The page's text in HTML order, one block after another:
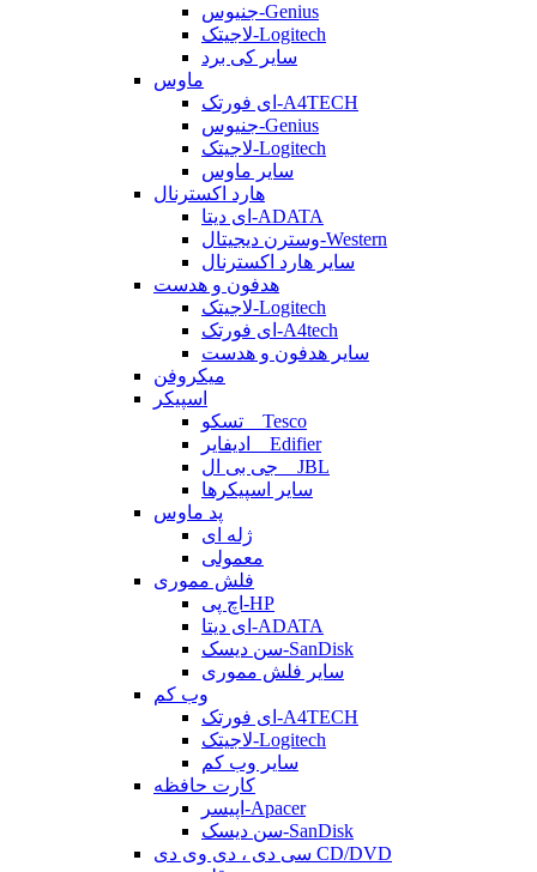
جنیوس-Genius
لاجیتک-Logitech
سایر کی برد
ماوس
ای فورتک-A4TECH
جنیوس-Genius
لاجیتک-Logitech
سایر ماوس
هارد اکسترنال
ای دیتا-ADATA
وسترن دیجیتال-Western
سایر هارد اکسترنال
هدفون و هدست
لاجیتک-Logitech
ای فورتک-A4tech
سایر هدفون و هدست
میکروفن
اسپیکر
تسکو _ Tesco
ادیفایر _ Edifier
جی بی ال _ JBL
سایر اسپیکرها
پد ماوس
ژله ای
معمولی
فلش مموری
اچ پی-HP
ای دیتا-ADATA
سن دیسک-SanDisk
سایر فلش مموری
وب کم
ای فورتک-A4TECH
لاجیتک-Logitech
سایر وب کم
کارت حافظه
اپیسر-Apacer
سن دیسک-SanDisk
سی دی ، دی وی دی CD/DVD